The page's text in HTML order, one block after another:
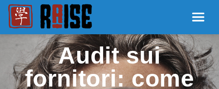
Audit sui
fornitori: come